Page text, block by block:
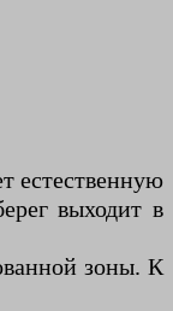
естественную
выходит в
зоны. К